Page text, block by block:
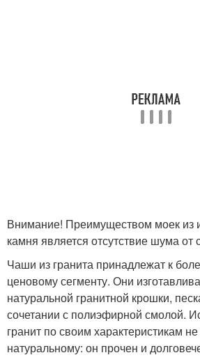
Внимание! Преимуществом моек из
камня является отсутствие шума от
Чаши из гранита принадлежат к
ценовому сегменту. Они
натуральной гранитной крошки,
сочетании с полиэфирной смолой.
гранит по своим характеристикам не
натуральному: он прочен и